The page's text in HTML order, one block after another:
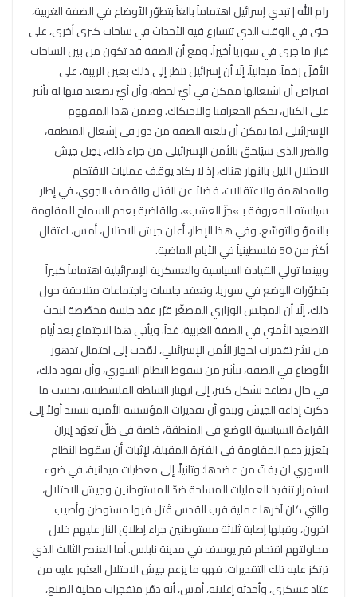
رام الله| تبدي إسرائيل اهتماماً بالغاً بتطوّر الأوضاع في الضفة الغربية،
حتى في الوقت الذي تتسارع فيه الأحداث في ساحات كبرى أخرى، على
غرار ما جرى في سوريا أخيراً. ومع أن الضفة قد تكون من بين الساحات
الأقلّ زخماً، ميدانياً، إلّا أن إسرائيل تنظر إلى ذلك بعين الريبة، على
افتراض أن اشتعالها ممكن في أيّ لحظة، وأن أيّ تصعيد فيها له تأثير
على الكيان، بحكم الجغرافيا والاحتكاك. وضمن هذا المفهوم
الإسرائيلي لِما يمكن أن تلعبه الضفة من دور في إشعال المنطقة،
والضرر الذي سيَلحق بالأمن الإسرائيلي من جراء ذلك، يصِل جيش
الاحتلال الليل بالنهار هناك، إذ لا يكاد يوقف عمليات الاقتحام
والمداهمة والاعتقالات، فضلاً عن القتل والقصف الجوي، في إطار
سياسته المعروفة بـ»جزّ العشب»، والقاضية بعدم السماح للمقاومة
بالنموّ والتوسّع. وفي هذا الإطار، أعلن جيش الاحتلال، أمس، اعتقال
أكثر من 50 فلسطينياً في الأيام الماضية.
وبينما تولي القيادة السياسية والعسكرية الإسرائيلية اهتماماً كبيراً
بتطوّرات الوضع في سوريا، وتعقد جلسات واجتماعات متلاحقة حول
ذلك، إلّا أن المجلس الوزاري المصغّر قرّر عقد جلسة مخصّصة لبحث
التصعيد الأمني في الضفة الغربية، غداً. ويأتي هذا الاجتماع بعد أيام
من نشر تقديرات لجهاز الأمن الإسرائيلي، لمّحت إلى احتمال تدهور
الأوضاع في الضفة، بتأثير من سقوط النظام السوري، وأن يقود ذلك،
في حال تصاعد بشكل كبير، إلى انهيار السلطة الفلسطينية، بحسب ما
ذكرت إذاعة الجيش ويبدو أن تقديرات المؤسسة الأمنية تستند أولاً إلى
القراءة السياسية للوضع في المنطقة، خاصة في ظلّ تعهّد إيران
بتعزيز دعم المقاومة في الفترة المقبلة، لإثبات أن سقوط النظام
السوري لن يفتّ من عضدها؛ وثانياً، إلى معطيات ميدانية، في ضوء
استمرار تنفيذ العمليات المسلحة ضدّ المستوطنين وجيش الاحتلال،
والتي كان آخرها عملية قرب القدس قُتل فيها مستوطن وأصيب
آخرون، وقبلها إصابة ثلاثة مستوطنين جراء إطلاق النار عليهم خلال
محاولتهم اقتحام قبر يوسف في مدينة نابلس. أما العنصر الثالث الذي
ترتكز عليه تلك التقديرات، فهو ما يزعم جيش الاحتلال العثور عليه من
عتاد عسكري، وأحدثه إعلانه، أمس، أنه دمّر متفجرات محلية الصنع،